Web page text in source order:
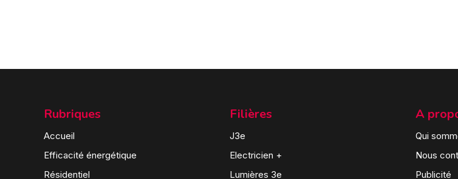
Rubriques
Accueil
Efficacité énergétique
Résidentiel
Filières
J3e
Electricien +
Lumières 3e
A
Qui
Nous
Publicité